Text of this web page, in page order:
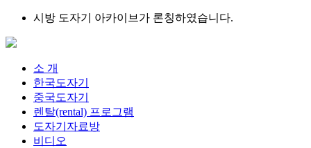
Skip
content
시방 도자기 아카이브가 론칭하였습니다.
소 개
한국도자기
중국도자기
렌탈(rental) 프로그램
도자기자료방
비디오